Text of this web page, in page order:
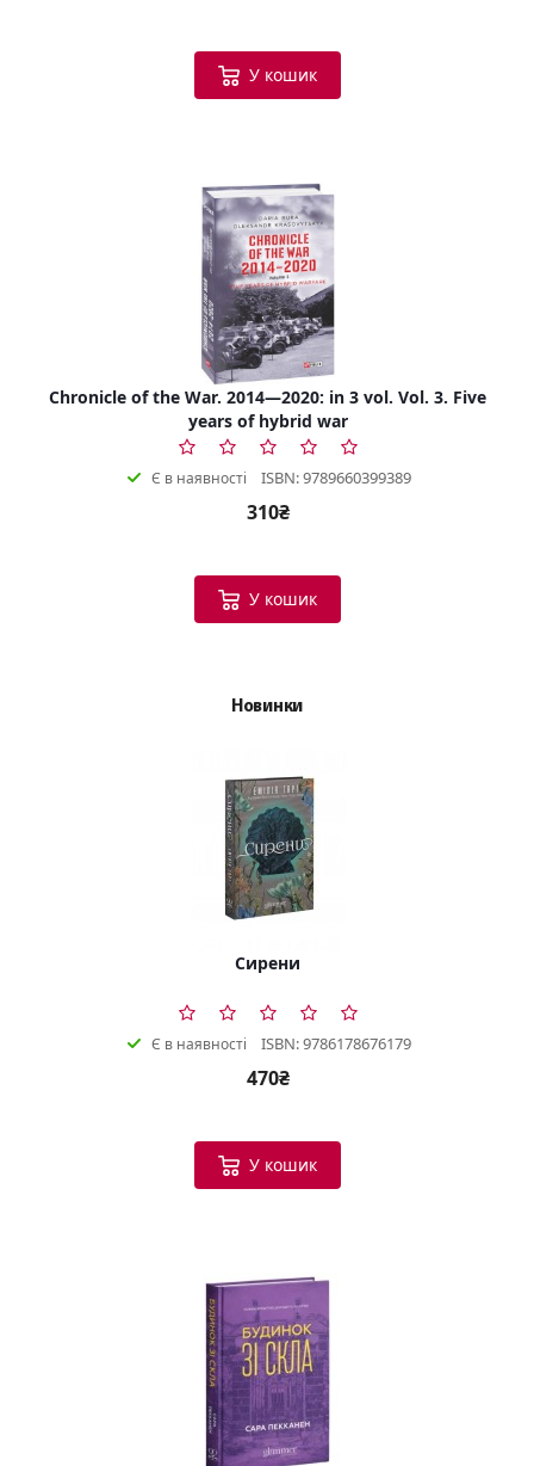
У кошик
Chronicle of the War. 2014—2020: in 3 vol. Vol. 3. Five
years of hybrid war
Є в наявності ISBN: 9789660399389
310₴
У кошик
Новинки
Сирени
Є в наявності ISBN: 9786178676179
470₴
У кошик